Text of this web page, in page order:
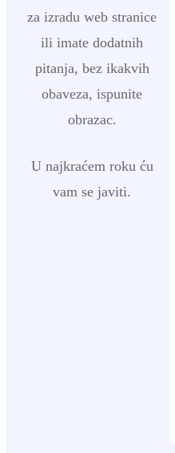
za izradu web stranice
ili imate dodatnih
pitanja, bez ikakvih
obaveza, ispunite
obrazac.
U najkraćem roku ću
vam se javiti.